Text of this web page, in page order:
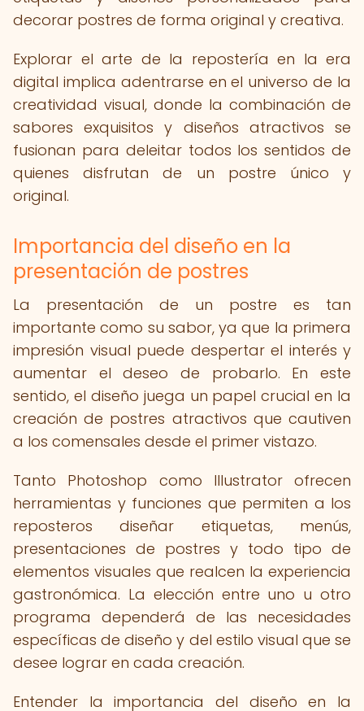
decorar postres de forma original y creativa.
Explorar el arte de la repostería en la era
digital implica adentrarse en el universo de la
creatividad visual, donde la combinación de
sabores exquisitos y diseños atractivos se
fusionan para deleitar todos los sentidos de
quienes disfrutan de un postre único y
original.
Importancia del diseño en la
presentación de postres
La presentación de un postre es tan
importante como su sabor, ya que la primera
impresión visual puede despertar el interés y
aumentar el deseo de probarlo. En este
sentido, el diseño juega un papel crucial en la
creación de postres atractivos que cautiven
a los comensales desde el primer vistazo.
Tanto Photoshop como Illustrator ofrecen
herramientas y funciones que permiten a los
reposteros diseñar etiquetas, menús,
presentaciones de postres y todo tipo de
elementos visuales que realcen la experiencia
gastronómica. La elección entre uno u otro
programa dependerá de las necesidades
específicas de diseño y del estilo visual que se
desee lograr en cada creación.
Entender la importancia del diseño en la